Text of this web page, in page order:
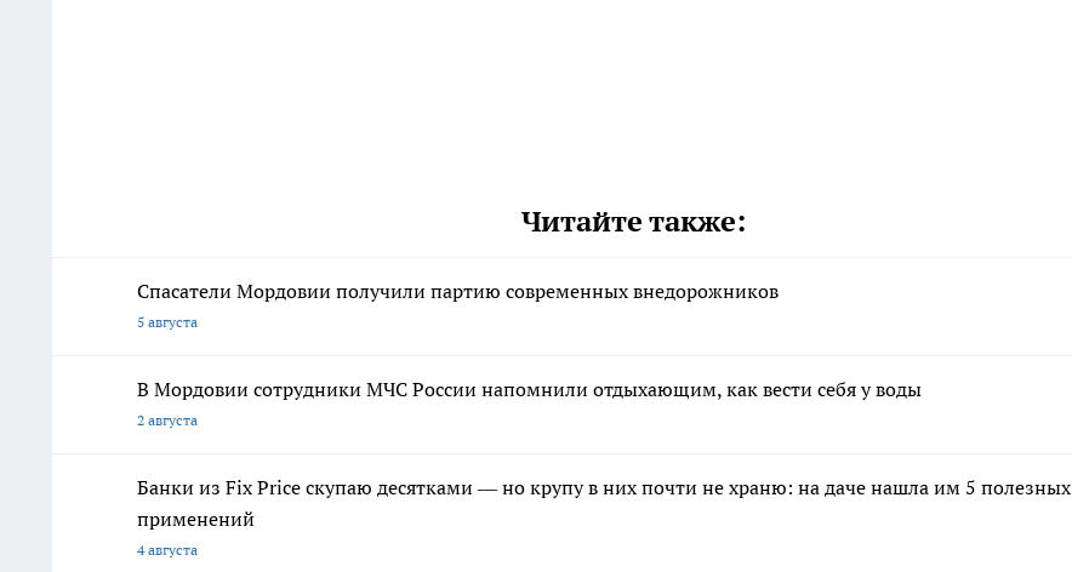
Читайте также:
Спасатели Мордовии получили партию современных внедорожников
5 августа
В Мордовии сотрудники МЧС России напомнили отдыхающим, как вести себя у воды
2 августа
Банки из Fix Price скупаю десятками — но крупу в них почти не храню: на даче нашла им 5 полезных
применений
4 августа